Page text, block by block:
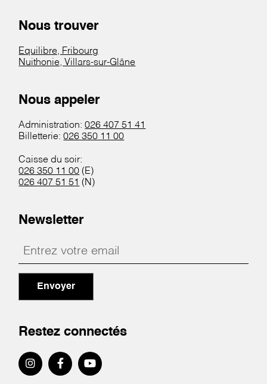
Nous trouver
Equilibre, Fribourg
Nuithonie, Villars-sur-Glâne
Nous appeler
Administration:026 407 51 41
Billetterie:026 350 11 00
Caisse du soir:
026 350 11 00 (E)
026 407 51 51 (N)
Newsletter
Envoyer
Restez connectés